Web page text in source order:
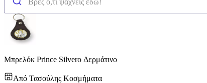
Μπρελόκ Prince Silvero Δερμάτινο
Από Τασούλης Κοσμήματα